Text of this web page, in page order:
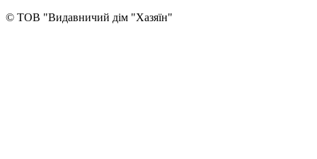
© ТОВ "Видавничий дім "Хазяїн"